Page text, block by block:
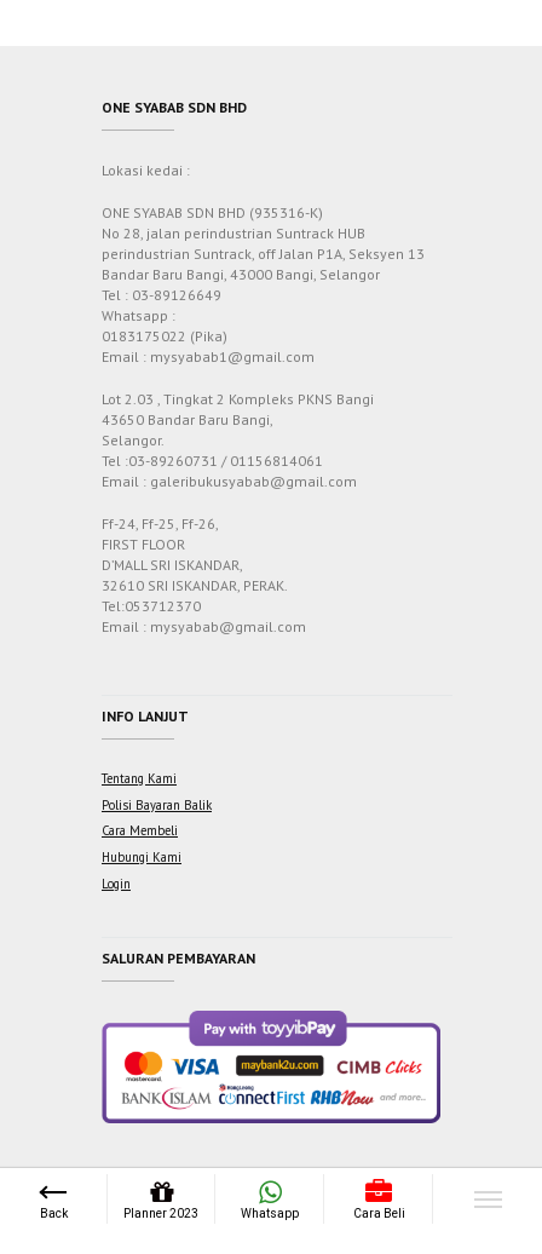
ONE SYABAB SDN BHD
Lokasi kedai :
ONE SYABAB SDN BHD (935316-K)
No 28, jalan perindustrian Suntrack HUB
perindustrian Suntrack, off Jalan P1A, Seksyen 13
Bandar Baru Bangi, 43000 Bangi, Selangor
Tel : 03-89126649
Whatsapp :
0183175022 (Pika)
Email : mysyabab1@gmail.com
Lot 2.03 , Tingkat 2 Kompleks PKNS Bangi
43650 Bandar Baru Bangi,
Selangor.
Tel :03-89260731 / 01156814061
Email : galeribukusyabab@gmail.com
Ff-24, Ff-25, Ff-26,
FIRST FLOOR
D’MALL SRI ISKANDAR,
32610 SRI ISKANDAR, PERAK.
Tel:053712370
Email : mysyabab@gmail.com
INFO LANJUT
Tentang Kami
Polisi Bayaran Balik
Cara Membeli
Hubungi Kami
Login
SALURAN PEMBAYARAN
Copyright © 2021 One Syabab Sdn Bhd